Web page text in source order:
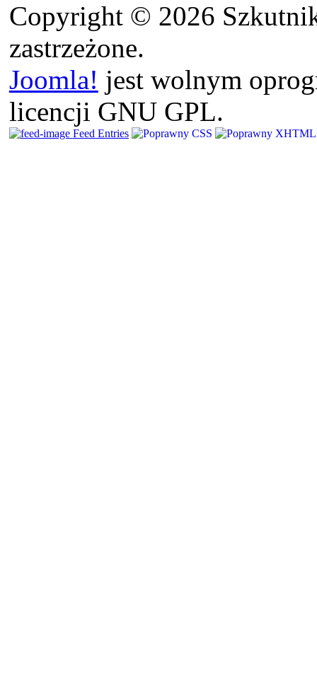
Copyright © 2026
zastrzeżone.
Joomla! jest wolnym
licencji GNU GPL.
Feed Entries